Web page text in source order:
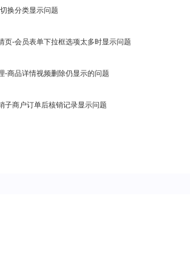
换分类显示问题
页-会员表单下拉框选项太多时显示问题
-商品详情视频删除仍显示的问题
子商户订单后核销记录显示问题